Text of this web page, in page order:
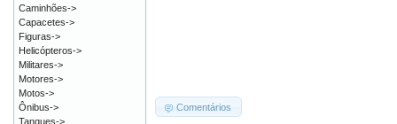
Comentários
Caminhões->
Capacetes->
Figuras->
Helicópteros->
Militares->
Motores->
Motos->
Ônibus->
Tanques->